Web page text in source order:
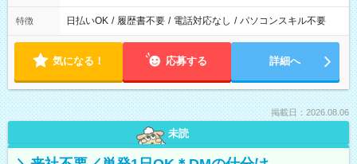
特徴 日払いOK / 履歴書不要 / 電話対応なし / パソコンスキル不要
気になる！ 応募する 詳細へ
掲載日：2026.08.06
未読